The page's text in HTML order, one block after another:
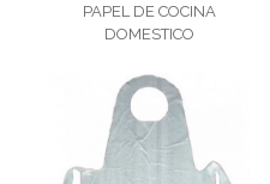
PAPEL DE COCINA
DOMESTICO